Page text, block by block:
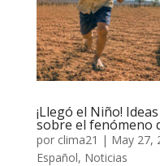
¡Llegó el Niño!
sobre el fenómeno
por clima21 | May 27,
Español, Noticias